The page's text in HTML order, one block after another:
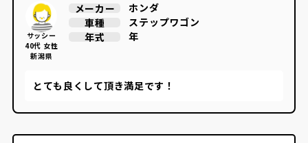
サッシー
40代 女性
新潟県
メーカー
ホンダ
車種
ステップワゴン
年式
年
とても良くして頂き満足です！